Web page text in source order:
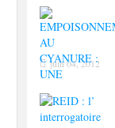
juin 04, 2012